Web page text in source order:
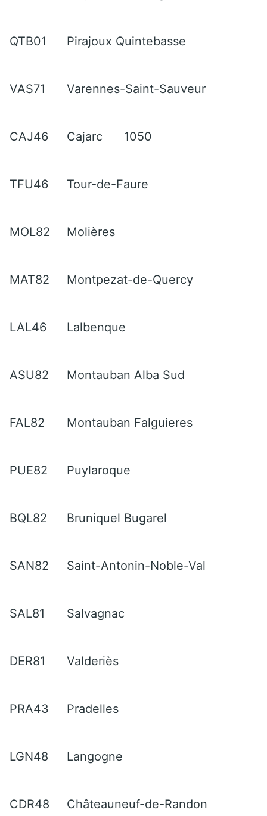
QTB01 Pirajoux Quintebasse
VAS71 Varennes-Saint-Sauveur
CAJ46 Cajarc 1050
TFU46 Tour-de-Faure
MOL82 Molières
MAT82 Montpezat-de-Quercy
LAL46 Lalbenque
ASU82 Montauban Alba Sud
FAL82 Montauban Falguieres
PUE82 Puylaroque
BQL82 Bruniquel Bugarel
SAN82 Saint-Antonin-Noble-Val
SAL81 Salvagnac
DER81 Valderiès
PRA43 Pradelles
LGN48 Langogne
CDR48 Châteauneuf-de-Randon